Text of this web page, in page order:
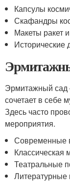
Капсулы
Скафандры
Макеты ракет
Исторические
Эрмитажный сад
сочетает в себе
Здесь часто
мероприятия.
Современные
Классическая
Театральные
Литературные